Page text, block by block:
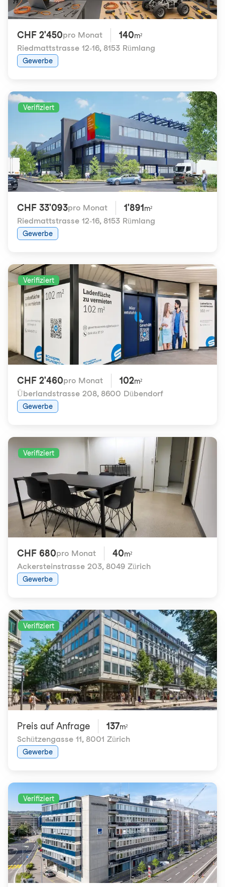
CHF 2'450pro Monat 140m²
Riedmattstrasse 12-16, 8153 Rümlang
Gewerbe
Verifiziert
CHF 33'093pro Monat 1'891 m²
Riedmattstrasse 12-16, 8153 Rümlang
Gewerbe
Verifiziert
CHF 2'460pro Monat 102m²
Überlandstrasse 208, 8600 Dübendorf
Gewerbe
Verifiziert
CHF 680pro Monat 40m²
Ackersteinstrasse 203, 8049 Zürich
Gewerbe
Verifiziert
Preis auf Anfrage 137m²
Schützengasse 11, 8001 Zürich
Gewerbe
Verifiziert